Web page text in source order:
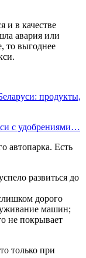
и в качестве
авария или
то выгоднее
продукты,
с удобрениями…
автопарка. Есть
развиться до
дорого
машин;
не покрывает
только при